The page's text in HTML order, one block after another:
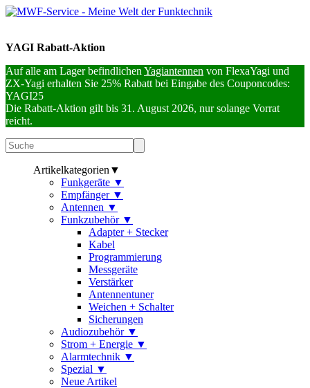
YAGI Rabatt-Aktion
Auf alle am Lager befindlichen Yagiantennen von FlexaYagi und
ZX-Yagi erhalten Sie 25% Rabatt bei Eingabe des Couponcodes:
YAGI25
Die Rabatt-Aktion gilt bis 31. August 2026, nur solange Vorrat
reicht.
Artikelkategorien ▼
Funkgeräte ▼
Empfänger ▼
Antennen ▼
Funkzubehör ▼
Adapter + Stecker
Kabel
Programmierung
Messgeräte
Verstärker
Antennentuner
Weichen + Schalter
Sicherungen
Audiozubehör ▼
Strom + Energie ▼
Alarmtechnik ▼
Spezial ▼
Neue Artikel